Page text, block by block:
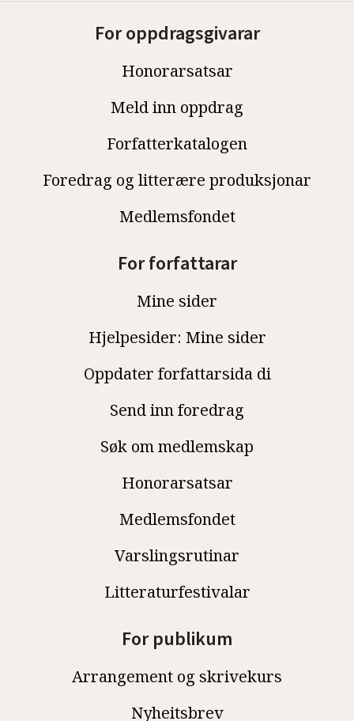
For oppdragsgivarar
Honorarsatsar
Meld inn oppdrag
Forfatterkatalogen
Foredrag og litterære produksjonar
Medlemsfondet
For forfattarar
Mine sider
Hjelpesider: Mine sider
Oppdater forfattarsida di
Send inn foredrag
Søk om medlemskap
Honorarsatsar
Medlemsfondet
Varslingsrutinar
Litteraturfestivalar
For publikum
Arrangement og skrivekurs
Nyheitsbrev